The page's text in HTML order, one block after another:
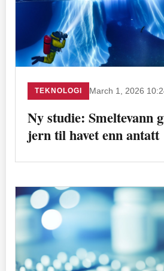
TEKNOLOGI March 1, 2026
Ny studie: Smeltevann
jern til havet enn antatt